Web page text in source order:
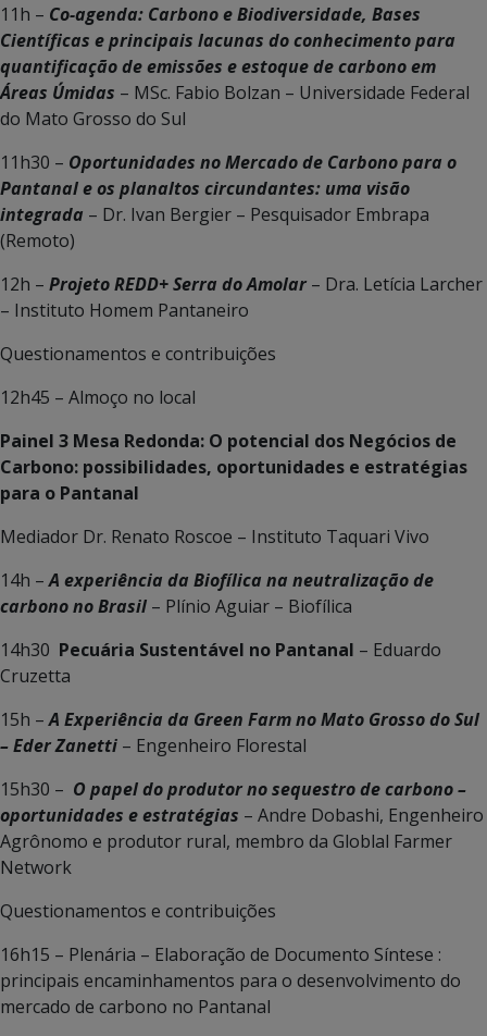
11h – Co-agenda: Carbono e Biodiversidade, Bases
Científicas e principais lacunas do conhecimento para
quantificação de emissões e estoque de carbono em
Áreas Úmidas – MSc. Fabio Bolzan – Universidade Federal
do Mato Grosso do Sul
11h30 – Oportunidades no Mercado de Carbono para o
Pantanal e os planaltos circundantes: uma visão
integrada – Dr. Ivan Bergier – Pesquisador Embrapa
(Remoto)
12h – Projeto REDD+ Serra do Amolar – Dra. Letícia Larcher
– Instituto Homem Pantaneiro
Questionamentos e contribuições
12h45 – Almoço no local
Painel 3 Mesa Redonda: O potencial dos Negócios de
Carbono: possibilidades, oportunidades e estratégias
para o Pantanal
Mediador Dr. Renato Roscoe – Instituto Taquari Vivo
14h –A experiência da Biofílica na neutralização de
carbono no Brasil – Plínio Aguiar – Biofílica
14h30 Pecuária Sustentável no Pantanal – Eduardo
Cruzetta
15h –A Experiência da Green Farm no Mato Grosso do Sul
– Eder Zanetti – Engenheiro Florestal
15h30 – O papel do produtor no sequestro de carbono –
oportunidades e estratégias – Andre Dobashi, Engenheiro
Agrônomo e produtor rural, membro da Globlal Farmer
Network
Questionamentos e contribuições
16h15 – Plenária – Elaboração de Documento Síntese :
principais encaminhamentos para o desenvolvimento do
mercado de carbono no Pantanal